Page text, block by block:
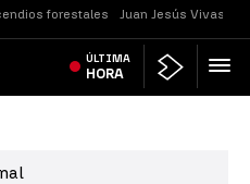
forestales Juan Jesús Vivas
ÚLTIMA
HORA